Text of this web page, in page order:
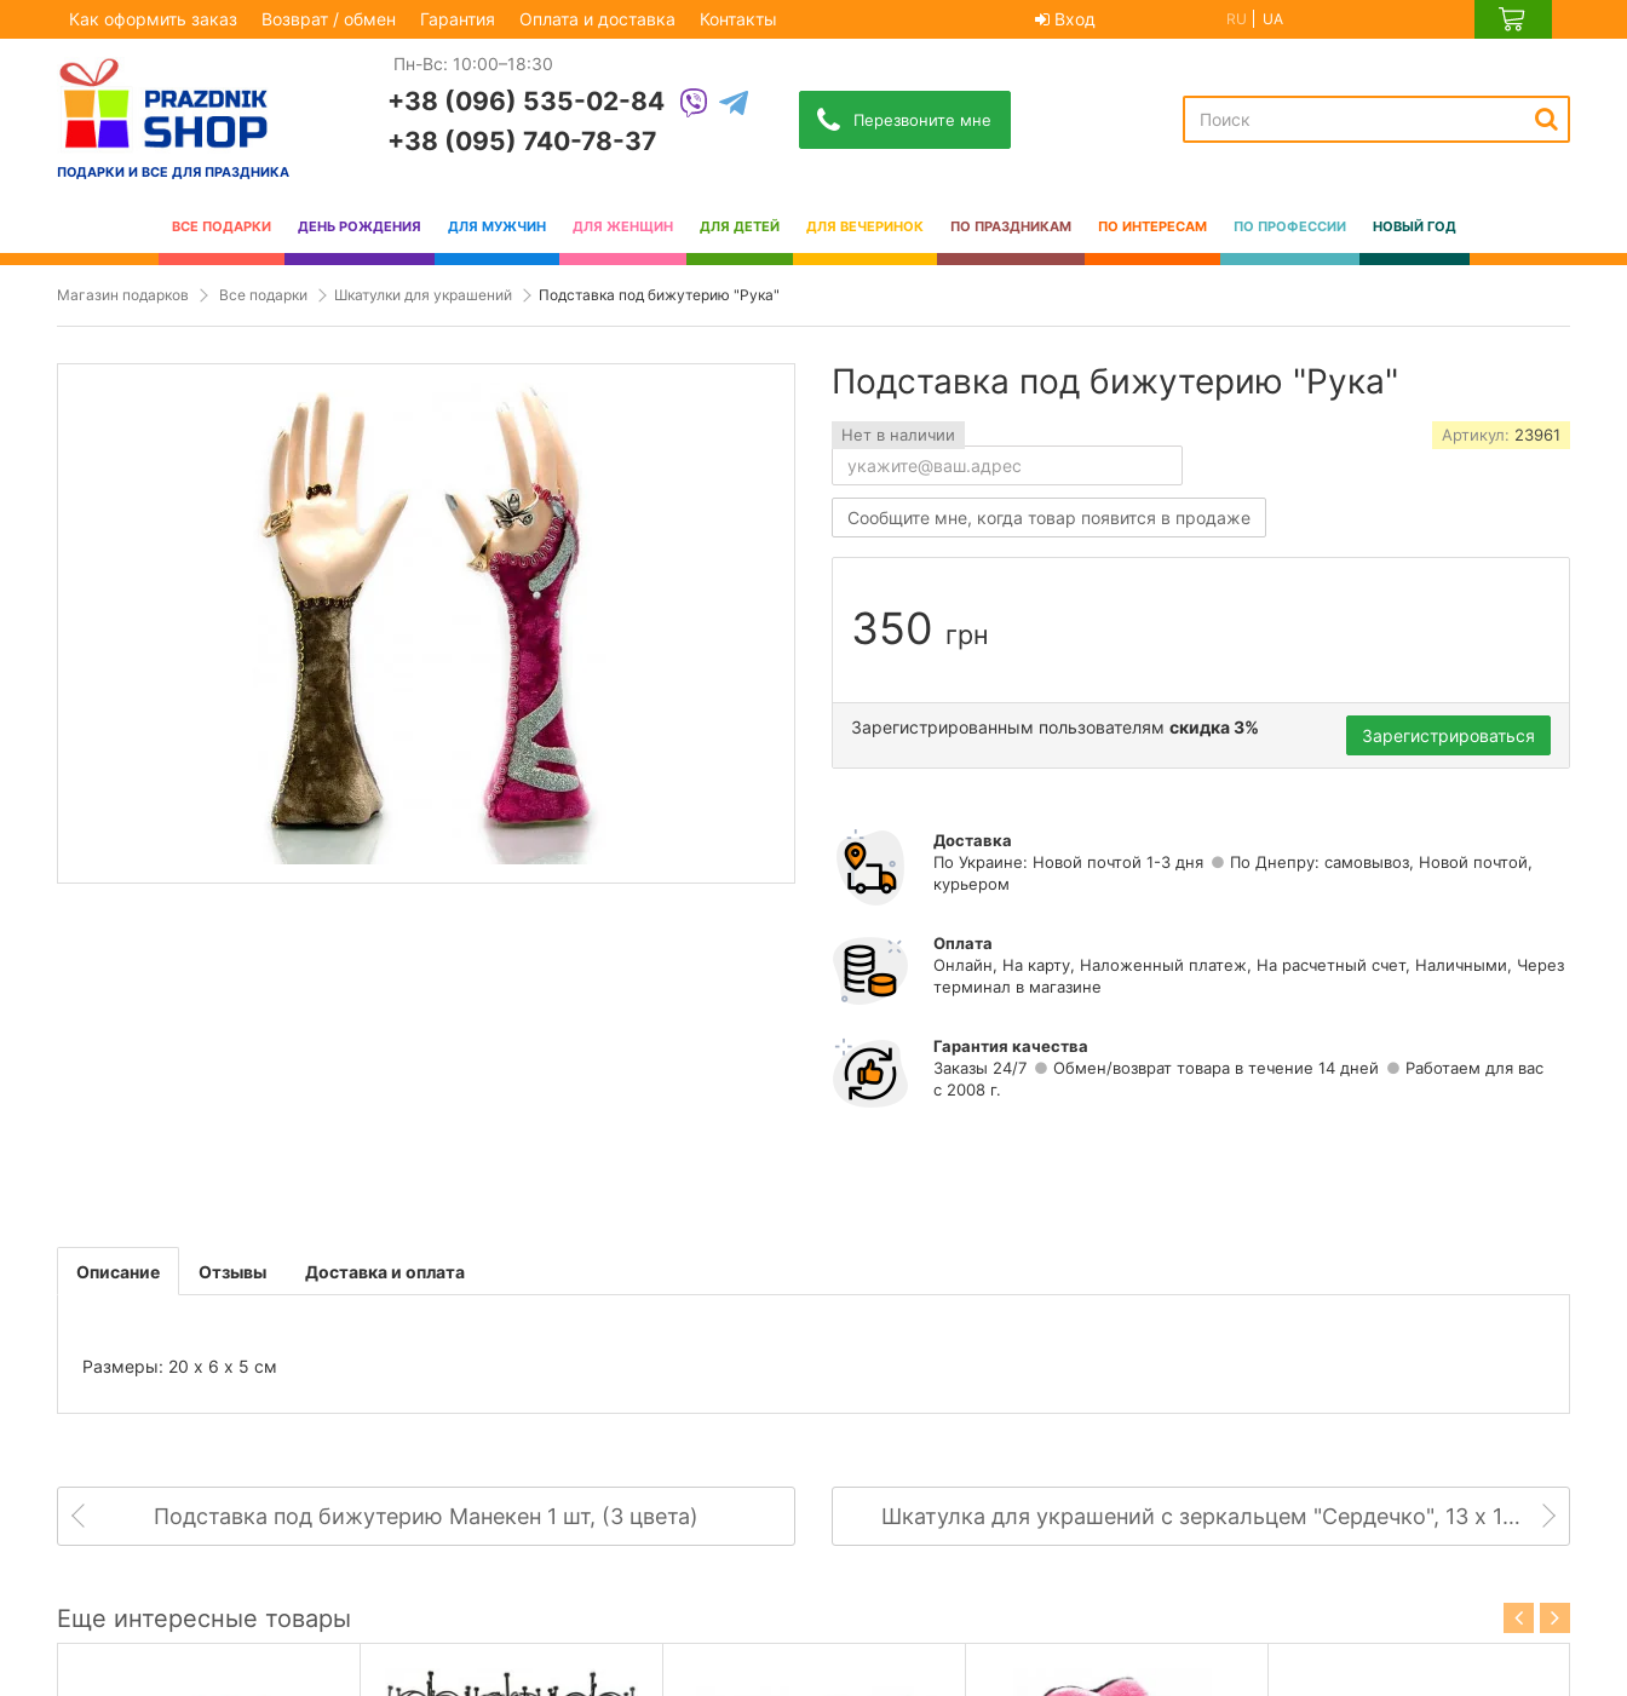
Как оформить заказ Возврат / обмен Гарантия Оплата и доставка Контакты Вход RU UA
ПОДАРКИ И ВСЕ ДЛЯ ПРАЗДНИКА
Пн-Вс: 10:00–18:30
+38 (096) 535-02-84
+38 (095) 740-78-37
Перезвоните мне
ВСЕ ПОДАРКИ ДЕНЬ РОЖДЕНИЯ ДЛЯ МУЖЧИН ДЛЯ ЖЕНЩИН ДЛЯ ДЕТЕЙ ДЛЯ ВЕЧЕРИНОК ПО ПРАЗДНИКАМ ПО ИНТЕРЕСАМ ПО ПРОФЕССИИ НОВЫЙ ГОД
Магазин подарков Все подарки Шкатулки для украшений Подставка под бижутерию "Рука"
Подставка под бижутерию "Рука"
Нет в наличии
Сообщите мне, когда товар появится в продаже
Артикул: 23961
350 грн
Зарегистрированным пользователям скидка 3% Зарегистрироваться
Доставка
По Украине: Новой почтой 1-3 дня
По Днепру: самовывоз, Новой почтой,
курьером
Оплата
Онлайн, На карту, Наложенный платеж, На расчетный счет, Наличными, Через
терминал в магазине
Гарантия качества
Заказы 24/7
Обмен/возврат товара в течение 14 дней
Работаем для вас
с 2008 г.
Описание
Размеры: 20 х 6 х 5 см
Отзывы Доставка и оплата
Подставка под бижутерию Манекен 1 шт, (3 цвета) Шкатулка для украшений с зеркальцем "Сердечко", 13 х 10,5 х 6 см
Еще интересные товары